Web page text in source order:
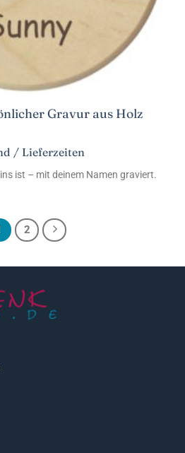
Gravur aus Holz
/ Lieferzeiten
ist – mit deinem Namen graviert.
2